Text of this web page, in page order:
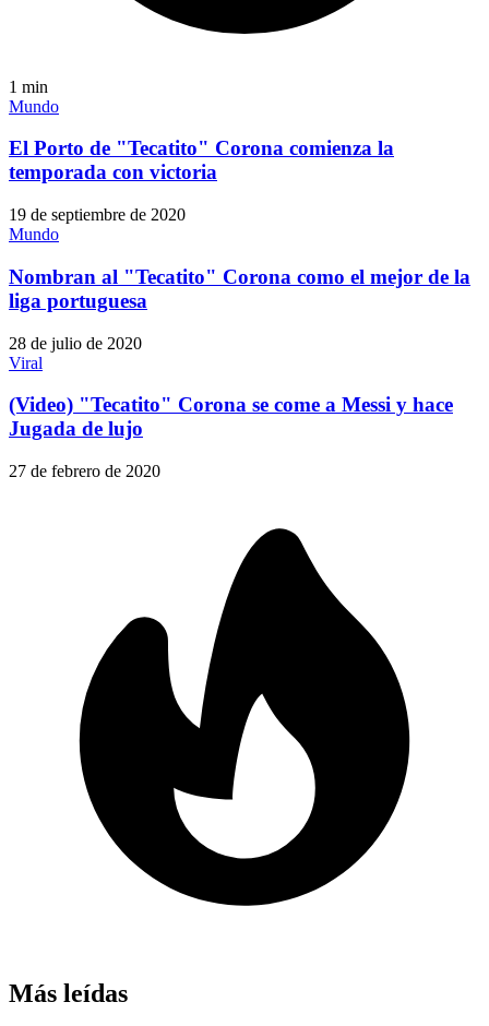
1 min
Mundo
El Porto de "Tecatito" Corona comienza la
temporada con victoria
19 de septiembre de 2020
Mundo
Nombran al "Tecatito" Corona como el mejor de la
liga portuguesa
28 de julio de 2020
Viral
(Video) "Tecatito" Corona se come a Messi y hace
Jugada de lujo
27 de febrero de 2020
Más leídas